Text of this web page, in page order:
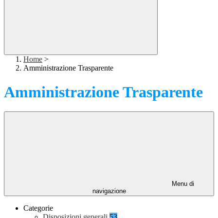
Home >
Amministrazione Trasparente
Amministrazione Trasparente
Menu di
navigazione
Categorie